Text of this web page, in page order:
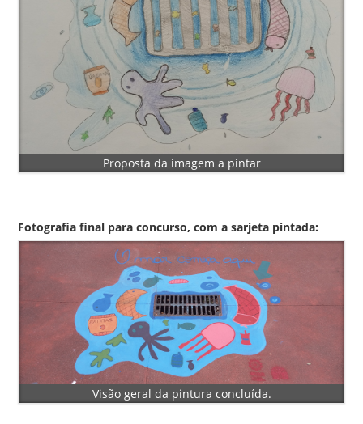
Proposta da imagem a pintar
Fotografia final para concurso, com a sarjeta pintada:
Visão geral da pintura concluída.